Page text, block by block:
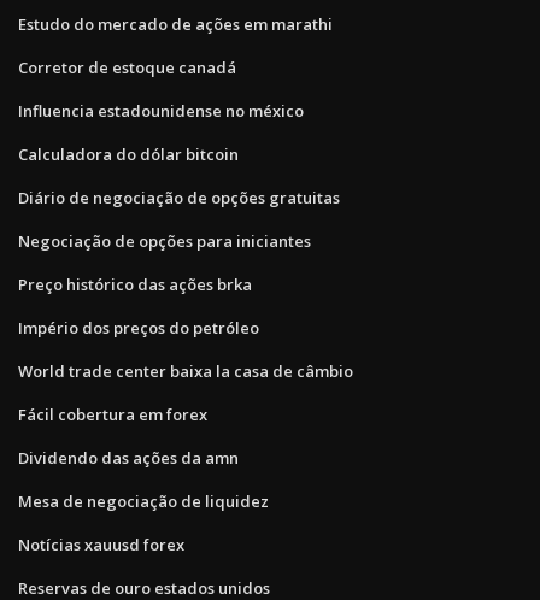
Estudo do mercado de ações em marathi
Corretor de estoque canadá
Influencia estadounidense no méxico
Calculadora do dólar bitcoin
Diário de negociação de opções gratuitas
Negociação de opções para iniciantes
Preço histórico das ações brka
Império dos preços do petróleo
World trade center baixa la casa de câmbio
Fácil cobertura em forex
Dividendo das ações da amn
Mesa de negociação de liquidez
Notícias xauusd forex
Reservas de ouro estados unidos